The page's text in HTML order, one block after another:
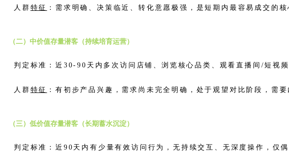
人群 特征 ：需求明确、决策临近、转化意愿极强，是短期内最容易成交的
（二）中价值存量潜客（持续培育运营）
判定标准：近30-90天内多次访问店铺、浏览核心品类、观看直播间/短视
人群 特征 ：有初步产品兴趣，需求尚未完全明确，处于观望对比阶段，需
（三）低价值存量潜客（长期蓄水沉淀）
判定标准：近90天内有少量有效访问行为，无持续交互、无深度操作，仅